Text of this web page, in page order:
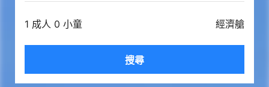
1 成人 0 小童 經濟艙
搜尋